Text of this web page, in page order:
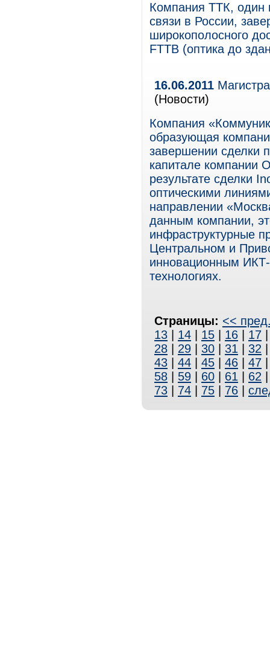
Компания ТТК, один
связи в России,
широкополосного
FTTB (оптика до
16.06.2011
(Новости)
Компания
образующая
завершении сделки
капитале компании
результате сделки
оптическими
направлении
данным компании,
инфраструктурные
Центральном и
инновационным
технологиях.
Страницы: <<
13
14 15 16 17
28
29 30 31 32
43
44 45 46 47
58
59 60 61 62
73
74 75 76